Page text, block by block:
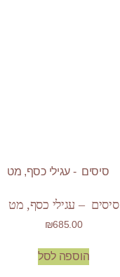
סיסים – עגילי כסף, מט
₪685.00
הוספה לסל